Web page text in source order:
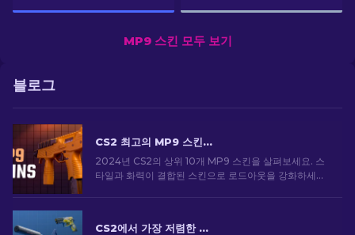
MP9 스킨 모두 보기
블로그
CS2 최고의 MP9 스킨: 에디터의 선택 [2026]
2024년 CS2의 상위 10개 MP9 스킨을 살펴보세요. 스
타일과 화력이 결합된 스킨으로 로드아웃을 강화하세요.
CS2에서 가장 저렴한 스킨 [2026]